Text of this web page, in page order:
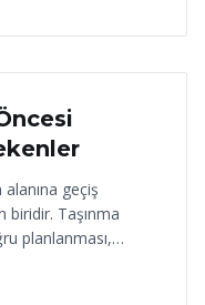
geçiş
biridir. Taşınma
planlanması,…